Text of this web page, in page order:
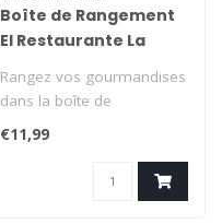
Boîte de Rangement
El Restaurante La
Rangez vos gourmandises
dans la boîte de
rangement Kitsch Kitchen -
El Restaura..
€11,99